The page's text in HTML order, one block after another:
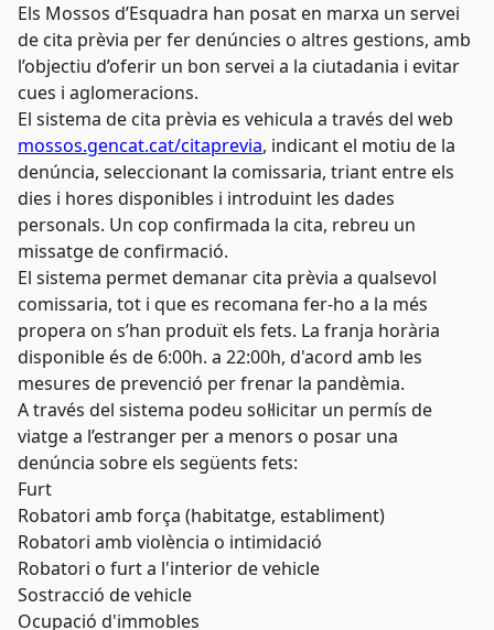
Els Mossos d’Esquadra han posat en marxa un servei
de cita prèvia per fer denúncies o altres gestions, amb
l’objectiu d’oferir un bon servei a la ciutadania i evitar
cues i aglomeracions.
El sistema de cita prèvia es vehicula a través del web
mossos.gencat.cat/citaprevia, indicant el motiu de la
denúncia, seleccionant la comissaria, triant entre els
dies i hores disponibles i introduint les dades
personals. Un cop confirmada la cita, rebreu un
missatge de confirmació.
El sistema permet demanar cita prèvia a qualsevol
comissaria, tot i que es recomana fer-ho a la més
propera on s’han produït els fets. La franja horària
disponible és de 6:00h. a 22:00h, d'acord amb les
mesures de prevenció per frenar la pandèmia.
A través del sistema podeu sol·licitar un permís de
viatge a l’estranger per a menors o posar una
denúncia sobre els següents fets:
Furt
Robatori amb força (habitatge, establiment)
Robatori amb violència o intimidació
Robatori o furt a l'interior de vehicle
Sostracció de vehicle
Ocupació d'immobles